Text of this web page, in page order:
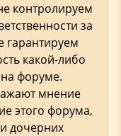
контролируем
за
какой-либо
форуме.
мнение
этого форума,
дочерних